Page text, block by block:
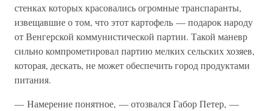
стенках которых красовались огромные транспаранты,
извещавшие о том, что этот картофель — подарок народу
от Венгерской коммунистической партии. Такой маневр
сильно компрометировал партию мелких сельских хозяев,
которая, дескать, не может обеспечить город продуктами
питания.
— Намерение понятное, — отозвался Габор Петер, —